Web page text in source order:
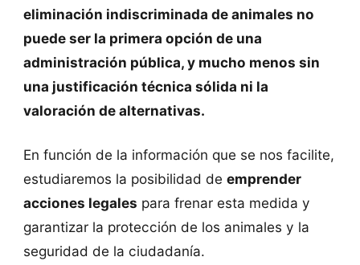
eliminación indiscriminada de animales no
puede ser la primera opción de una
administración pública, y mucho menos sin
una justificación técnica sólida ni la
valoración de alternativas.
En función de la información que se nos facilite,
estudiaremos la posibilidad de emprender
acciones legales para frenar esta medida y
garantizar la protección de los animales y la
seguridad de la ciudadanía.